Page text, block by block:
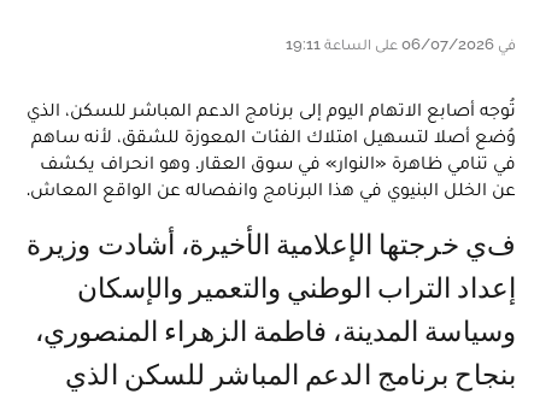
في 06/07/2026 على الساعة 19:11
تُوجه أصابع الاتهام اليوم إلى برنامج الدعم المباشر للسكن، الذي
وُضع أصلا لتسهيل امتلاك الفئات المعوزة للشقق، لأنه ساهم
في تنامي ظاهرة «النوار» في سوق العقار. وهو انحراف يكشف
عن الخلل البنيوي في هذا البرنامج وانفصاله عن الواقع المعاش.
في خرجتها الإعلامية الأخيرة، أشادت وزيرة
إعداد التراب الوطني والتعمير والإسكان
وسياسة المدينة، فاطمة الزهراء المنصوري،
بنجاح برنامج الدعم المباشر للسكن الذي